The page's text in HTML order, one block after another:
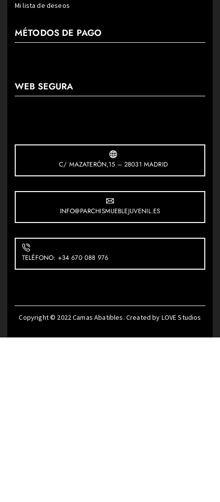
Mi lista de deseos
MÉTODOS DE PAGO
WEB SEGURA
C/ MAZATERÓN,15 – 28031 MADRID
INFO@PARCHISMUEBLEJUVENIL.ES
TELÉFONO: +34 670 088 976
Copyright © 2022Camas Abatibles. Created by LOVE Studios